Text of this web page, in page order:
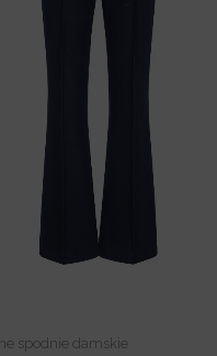
spodnie damskie